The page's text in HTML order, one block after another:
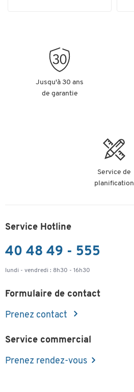
Jusqu'à 30 ans
de garantie
Service de
planification
Service Hotline
40 48 49 - 555
lundi - vendredi : 8h30 - 16h30
Formulaire de contact
Prenez contact
Service commercial
Prenez rendez-vous